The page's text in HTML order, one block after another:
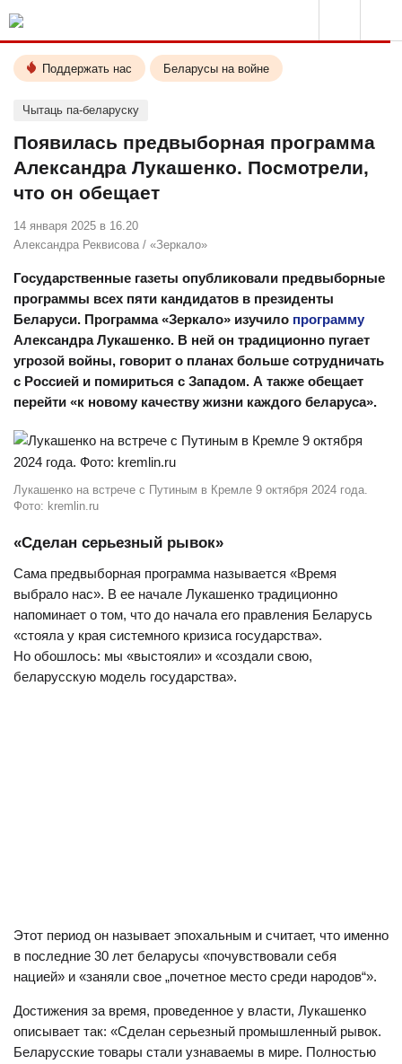
Поддержать нас Беларусы на войне
Чытаць па-беларуску
Появилась предвыборная программа
Александра Лукашенко. Посмотрели,
что он обещает
14 января 2025 в 16.20
Александра Реквисова / «Зеркало»
Государственные газеты опубликовали предвыборные
программы всех пяти кандидатов в президенты
Беларуси. Программа «Зеркало» изучило программу
Александра Лукашенко. В ней он традиционно пугает
угрозой войны, говорит о планах больше сотрудничать
с Россией и помириться с Западом. А также обещает
перейти «к новому качеству жизни каждого беларуса».
Лукашенко на встрече с Путиным в Кремле 9 октября 2024 года.
Фото: kremlin.ru
«Сделан серьезный рывок»
Сама предвыборная программа называется «Время
выбрало нас». В ее начале Лукашенко традиционно
напоминает о том, что до начала его правления Беларусь
«стояла у края системного кризиса государства».
Но обошлось: мы «выстояли» и «создали свою,
беларусскую модель государства».
Этот период он называет эпохальным и считает, что именно
в последние 30 лет беларусы «почувствовали себя
нацией» и «заняли свое „почетное место среди народов“».
Достижения за время, проведенное у власти, Лукашенко
описывает так: «Сделан серьезный промышленный рывок.
Беларусские товары стали узнаваемы в мире. Полностью